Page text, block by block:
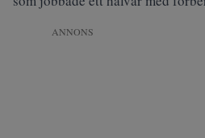
ANNONS